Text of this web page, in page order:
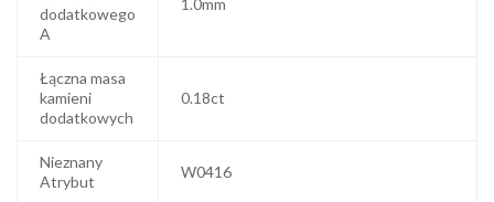
dodatkowego
A
1.0mm
Łączna masa
kamieni
dodatkowych
0.18ct
Nieznany
Atrybut
W0416